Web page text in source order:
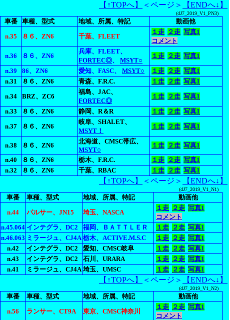
【↑TOPへ】 ＜ページ＞ 【ENDへ↓】
(dJ7_2019_V1_PN3)
車番 車種、型式 地域、所属、特記
動画他
n.35 ８６、ZN6 千葉、FLEET
１走 ２走 写真1
コメント
n.36 ８６、ZN6
兵庫、FLEET、
FORTEC◎、 MSYT○
１走 ２走 写真1
n.39 86、ZN6 愛知、FASC、 MSYT○ １走 ２走 写真1
n.31 ８６、ZN6 青森、F.R.C. １走 ２走 写真1
n.34 BRZ、ZC6
福島、JAC、
FORTEC◎
１走 ２走 写真1
n.33 ８６、ZN6 静岡、R＆R １走 ２走 写真1
n.37 ８６、ZN6
岐阜、SHALET、
MSYT！
１走 ２走 写真1
n.38 ８６、ZN6
北海道、CMSC帯広、
MSYT○
１走 ２走 写真1
n.40 ８６、ZN6 栃木、F.R.C. １走 ２走 写真1
n.32 ８６、ZN6 千葉、RBAC １走 ２走 写真1
【↑TOPへ】 ＜ページ＞ 【ENDへ↓】
(dJ7_2019_V1_N1)
車番 車種、型式 地域、所属、特記
動画他
n.44 パルサー、JN15 埼玉、NASCA
１走 ２走 写真1
コメント
n.45.064 インテグラ、DC2 福岡、ＢＡＴＴＬＥＲ １走 ２走 写真1
n.46.063 ミラージュ、CJ4A 栃木、ACTIVE.M.S.C １走 ２走 写真1
n.42 インテグラ、DC2 愛知、CMSC岐阜 １走 ２走 写真1
n.43 インテグラ、DC2 石川、URARA １走 ２走 写真1
n.41 ミラージュ、CJ4A 埼玉、UMSC １走 ２走 写真1
【↑TOPへ】 ＜ページ＞ 【ENDへ↓】
(dJ7_2019_V1_N2)
車番 車種、型式 地域、所属、特記
動画他
n.56 ランサー、CT9A 東京、CMSC神奈川
１走 ２走 写真1
コメント